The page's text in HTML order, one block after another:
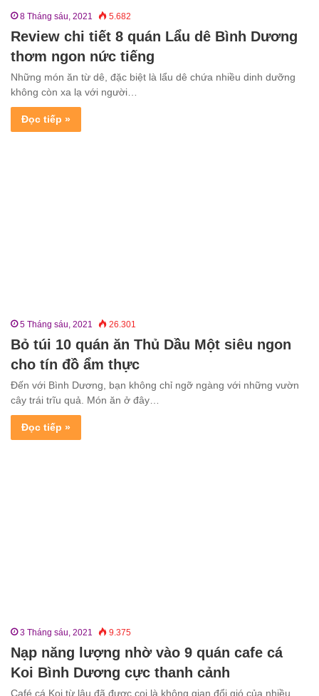
8 Tháng sáu, 2021 5.682
Review chi tiết 8 quán Lẩu dê Bình Dương
thơm ngon nức tiếng
Những món ăn từ dê, đặc biệt là lẩu dê chứa nhiều dinh dưỡng
không còn xa lạ với người…
Đọc tiếp »
5 Tháng sáu, 2021 26.301
Bỏ túi 10 quán ăn Thủ Dầu Một siêu ngon
cho tín đồ ẩm thực
Đến với Bình Dương, bạn không chỉ ngỡ ngàng với những vườn
cây trái trĩu quả. Món ăn ở đây…
Đọc tiếp »
3 Tháng sáu, 2021 9.375
Nạp năng lượng nhờ vào 9 quán cafe cá
Koi Bình Dương cực thanh cảnh
Café cá Koi từ lâu đã được coi là không gian đổi gió của nhiều